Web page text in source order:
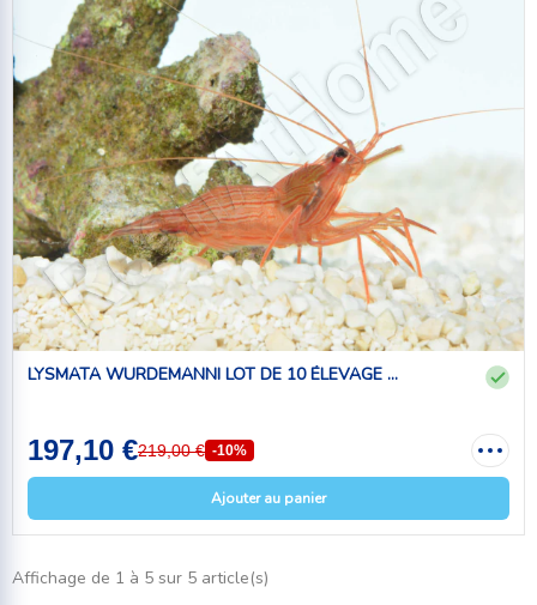
LYSMATA WURDEMANNI LOT DE 10 ÉLEVAGE ...
197,10 €219,00 € -10%
Ajouter au panier
Affichage de 1 à 5 sur 5 article(s)